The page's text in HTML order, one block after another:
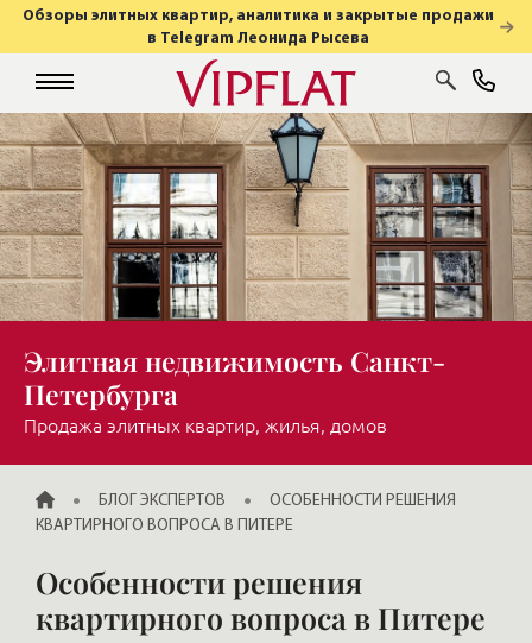
Обзоры элитных квартир, аналитика и закрытые продажи
в Telegram Леонида Рысева
Элитная недвижимость Санкт-
Петербурга
Продажа элитных квартир, жилья, домов
ГЛАВНАЯБЛОГ ЭКСПЕРТОВ
ОСОБЕННОСТИ РЕШЕНИЯ
КВАРТИРНОГО ВОПРОСА В ПИТЕРЕ
Особенности решения
квартирного вопроса в Питере